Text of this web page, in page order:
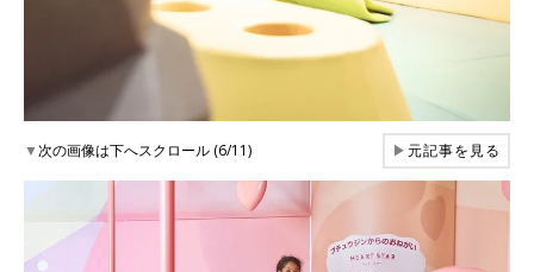
▼次の画像は下へスクロール (6/11) ▶元記事を見る